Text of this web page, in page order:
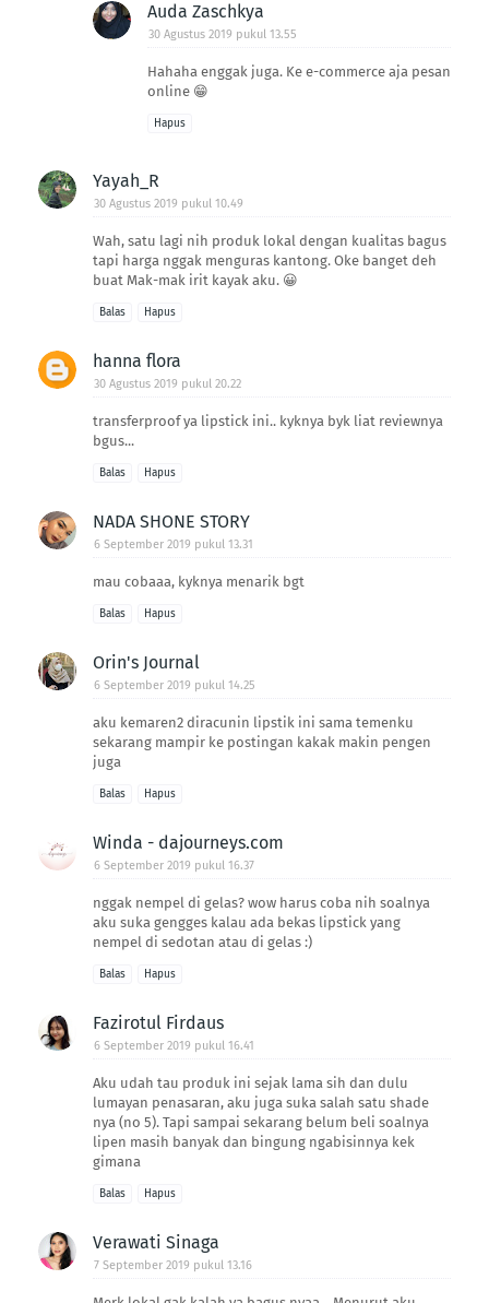
Auda Zaschkya
30 Agustus 2019 pukul 13.55
Hahaha enggak juga. Ke e-commerce aja pesan
online 😁
Hapus
Yayah_R
30 Agustus 2019 pukul 10.49
Wah, satu lagi nih produk lokal dengan kualitas bagus
tapi harga nggak menguras kantong. Oke banget deh
buat Mak-mak irit kayak aku. 😀
Balas Hapus
hanna flora
30 Agustus 2019 pukul 20.22
transferproof ya lipstick ini.. kyknya byk liat reviewnya
bgus...
Balas Hapus
NADA SHONE STORY
6 September 2019 pukul 13.31
mau cobaaa, kyknya menarik bgt
Balas Hapus
Orin's Journal
6 September 2019 pukul 14.25
aku kemaren2 diracunin lipstik ini sama temenku
sekarang mampir ke postingan kakak makin pengen
juga
Balas Hapus
Winda - dajourneys.com
6 September 2019 pukul 16.37
nggak nempel di gelas? wow harus coba nih soalnya
aku suka gengges kalau ada bekas lipstick yang
nempel di sedotan atau di gelas :)
Balas Hapus
Fazirotul Firdaus
6 September 2019 pukul 16.41
Aku udah tau produk ini sejak lama sih dan dulu
lumayan penasaran, aku juga suka salah satu shade
nya (no 5). Tapi sampai sekarang belum beli soalnya
lipen masih banyak dan bingung ngabisinnya kek
gimana
Balas Hapus
Verawati Sinaga
7 September 2019 pukul 13.16